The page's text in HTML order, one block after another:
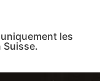
les
Suisse.